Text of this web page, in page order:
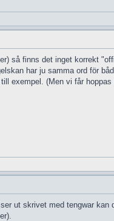
så finns det inget korrekt
har ju samma ord för
exempel. (Men vi får
ut skrivet med tengwar kan